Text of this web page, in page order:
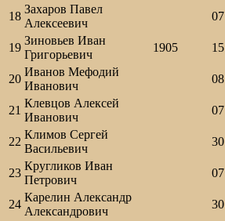
18
Захаров Павел
Алексеевич
19
Зиновьев Иван
Григорьевич
1905
20
Иванов Мефодий
Иванович
21
Клевцов Алексей
Иванович
22
Климов Сергей
Васильевич
23
Кругликов Иван
Петрович
24
Карелин Александр
Александрович